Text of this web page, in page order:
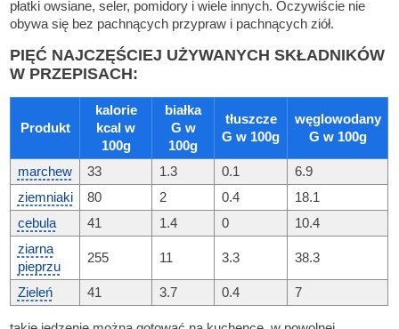
płatki owsiane, seler, pomidory i wiele innych. Oczywiście nie
obywa się bez pachnących przypraw i pachnących ziół.
PIĘĆ NAJCZĘŚCIEJ UŻYWANYCH SKŁADNIKÓW
W PRZEPISACH:
Produkt
kalorie
kcal w
100g
białka
G w
100g
tłuszcze
G w 100g
węglowodany
G w 100g
marchew 33 1.3 0.1
6.9
ziemniaki
80 2 0.4
18.1
cebula
41 1.4 0
10.4
ziarna
pieprzu
255 11 3.3 38.3
Zieleń 41 3.7 0.4 7